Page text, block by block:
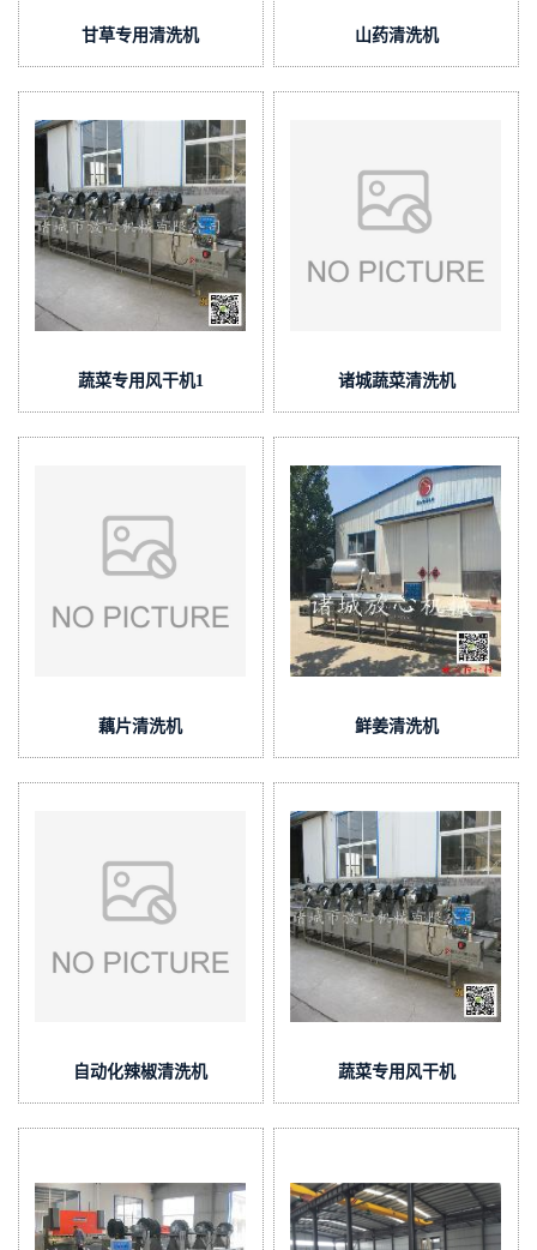
甘草专用清洗机 山药清洗机
蔬菜专用风干机1 诸城蔬菜清洗机
藕片清洗机 鲜姜清洗机
自动化辣椒清洗机 蔬菜专用风干机